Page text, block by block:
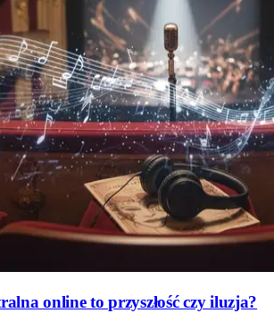
online to przyszłość czy iluzja?